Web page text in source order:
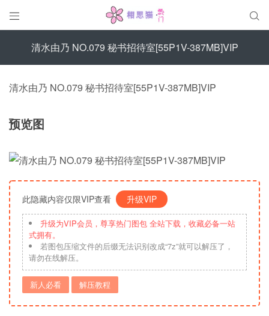
 
清水由乃 NO.079 秘书招待室[55P1V-387MB]VIP
清水由乃 NO.079 秘书招待室[55P1V-387MB]VIP
预览图
此隐藏内容仅限VIP查看 升级VIP
升级为VIP会员，尊享热门图包 全站下载，收藏必备一站
式拥有。
若图包压缩文件的后缀无法识别改成“7z”就可以解压了，
请勿在线解压。
新人必看 解压教程